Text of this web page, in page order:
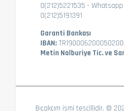
0(212)5221535 - Whatsapp
0(212)5191391
Garanti Bankası
IBAN:
Metin Nalburiye Tic. ve
Bıçakçım ismi tescillidir. ©